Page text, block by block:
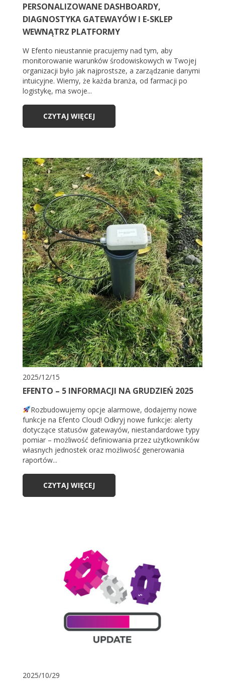
PERSONALIZOWANE DASHBOARDY,
DIAGNOSTYKA GATEWAYÓW I E-SKLEP
WEWNĄTRZ PLATFORMY
W Efento nieustannie pracujemy nad tym, aby
monitorowanie warunków środowiskowych w Twojej
organizacji było jak najprostsze, a zarządzanie danymi
intuicyjne. Wiemy, że każda branża, od farmacji po
logistykę, ma swoje...
CZYTAJ WIĘCEJ
2025/12/15
EFENTO – 5 INFORMACJI NA GRUDZIEŃ 2025
Rozbudowujemy opcje alarmowe, dodajemy nowe
funkcje na Efento Cloud! Odkryj nowe funkcje: alerty
dotyczące statusów gatewayów, niestandardowe typy
pomiar – możliwość definiowania przez użytkowników
własnych jednostek oraz możliwość generowania
raportów...
CZYTAJ WIĘCEJ
2025/10/29